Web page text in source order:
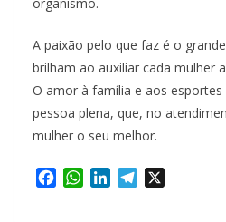
A paixão pelo que faz é o
brilham ao auxiliar cada mulher
O amor à família e aos
pessoa plena, que, no
mulher o seu melhor.
W